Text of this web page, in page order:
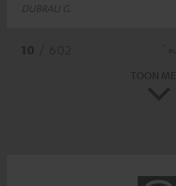
DUBRAU G.